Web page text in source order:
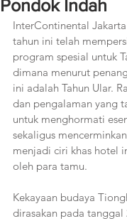
Pondok Indah
InterContinental
tahun ini telah
program spesial untuk
dimana menurut
ini adalah Tahun Ular.
dan pengalaman yang
untuk menghormati
sekaligus
menjadi ciri khas hotel
oleh para tamu.
Kekayaan budaya
dirasakan pada tanggal